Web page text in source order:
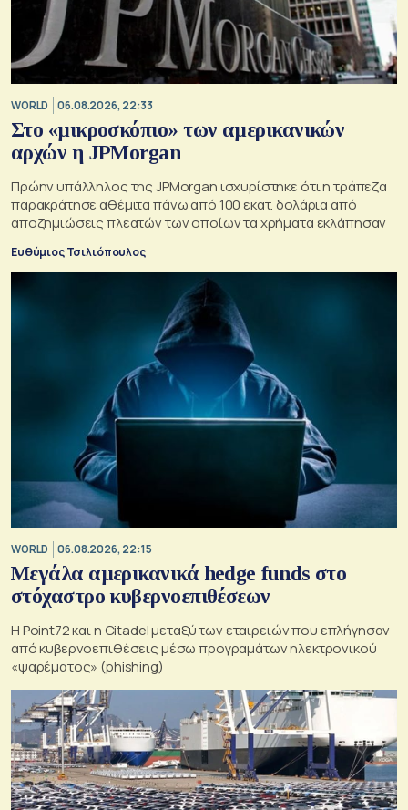
WORLD 06.08.2026, 22:33
Στο «μικροσκόπιο» των αμερικανικών
αρχών η JPMorgan
Πρώην υπάλληλος της JPMorgan ισχυρίστηκε ότι η τράπεζα
παρακράτησε αθέμιτα πάνω από 100 εκατ. δολάρια από
αποζημιώσεις πλεατών των οποίων τα χρήματα εκλάπησαν
Ευθύμιος Τσιλιόπουλος
WORLD 06.08.2026, 22:15
Μεγάλα αμερικανικά hedge funds στο
στόχαστρο κυβερνοεπιθέσεων
Η Point72 και η Citadel μεταξύ των εταιρειών που επλήγησαν
από κυβερνοεπιθέσεις μέσω προγραμάτων ηλεκτρονικού
«ψαρέματος» (phishing)